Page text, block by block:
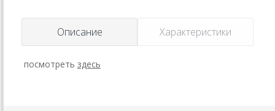
Описание Характеристики
посмотреть здесь